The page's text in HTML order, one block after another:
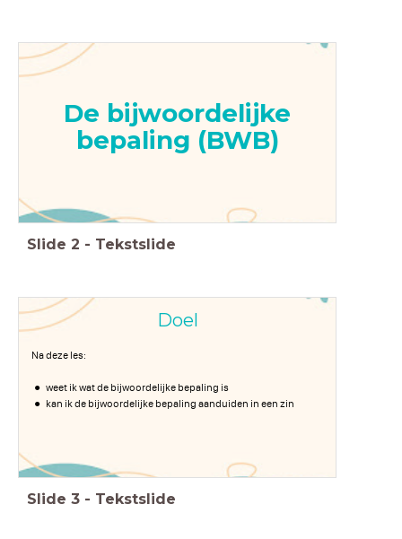
De bijwoordelijke
bepaling (BWB)
Slide 2 - Tekstslide
Doel
Na deze les:
weet ik wat de bijwoordelijke bepaling is
kan ik de bijwoordelijke bepaling aanduiden in een zin
Slide 3 - Tekstslide